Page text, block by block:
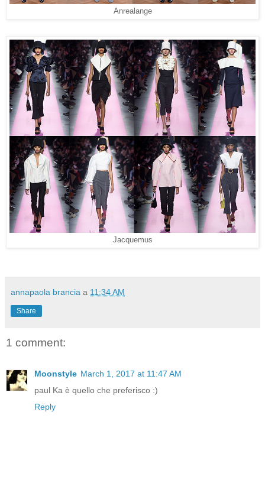
Anrealange
Jacquemus
annapaola brancia a 11:34 AM
Share
1 comment:
Moonstyle March 1, 2017 at 11:47 AM
paul Ka è quello che preferisco :)
Reply